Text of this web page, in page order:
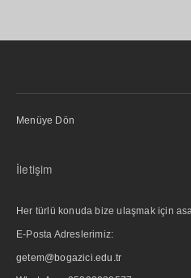
Menüye Dön
İletişim
Her türlü konuda bize ulaşmak için
E-Posta Adreslerimiz:
getem@bogazici.edu.tr